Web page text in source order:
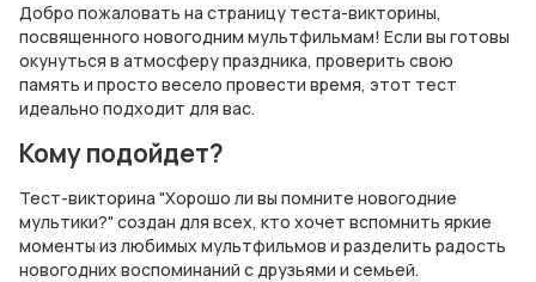
Добро пожаловать на страницу теста-викторины,
посвященного новогодним мультфильмам! Если вы готовы
окунуться в атмосферу праздника, проверить свою
память и просто весело провести время, этот тест
идеально подходит для вас.
Кому подойдет?
Тест-викторина "Хорошо ли вы помните новогодние
мультики?" создан для всех, кто хочет вспомнить яркие
моменты из любимых мультфильмов и разделить радость
новогодних воспоминаний с друзьями и семьей.